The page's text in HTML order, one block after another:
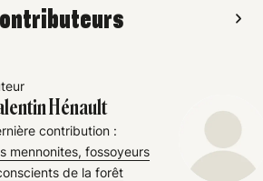
Hénault
contribution :
mennonites, fossoyeurs
de la forêt